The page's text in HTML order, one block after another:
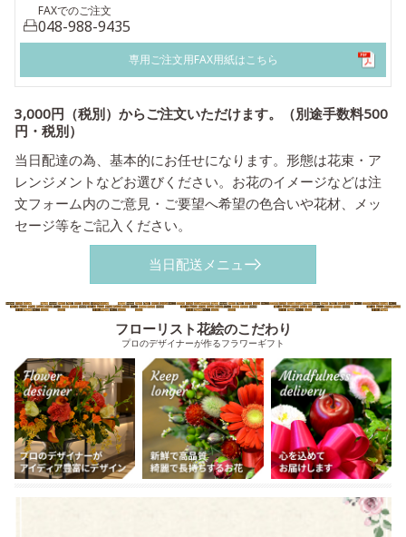
FAXでのご注文
048-988-9435
専用ご注文用FAX用紙はこちら
3,000円（税別）からご注文いただけます。（別途手数料500
円・税別）
当日配達の為、基本的にお任せになります。形態は花束・ア
レンジメントなどお選びください。お花のイメージなどは注
文フォーム内のご意見・ご要望へ希望の色合いや花材、メッ
セージ等をご記入ください。
当日配送メニュー
フローリスト花絵のこだわり
プロのデザイナーが作るフラワーギフト